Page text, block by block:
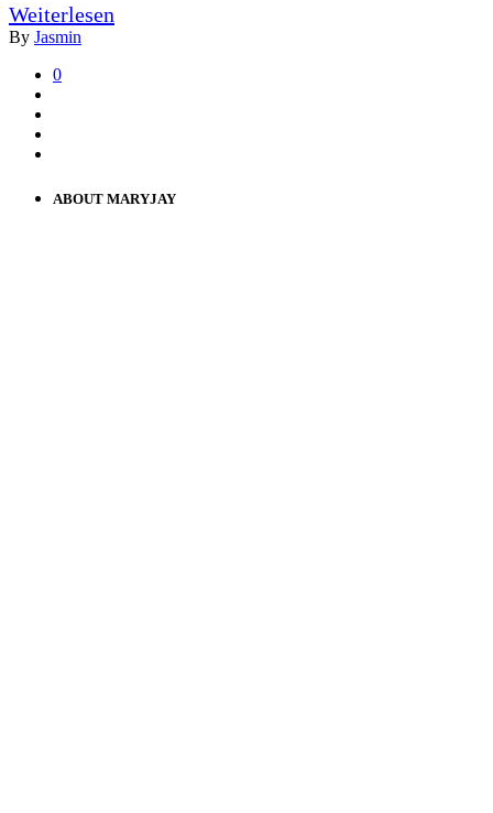
Weiterlesen
By Jasmin
0
ABOUT MARYJAY